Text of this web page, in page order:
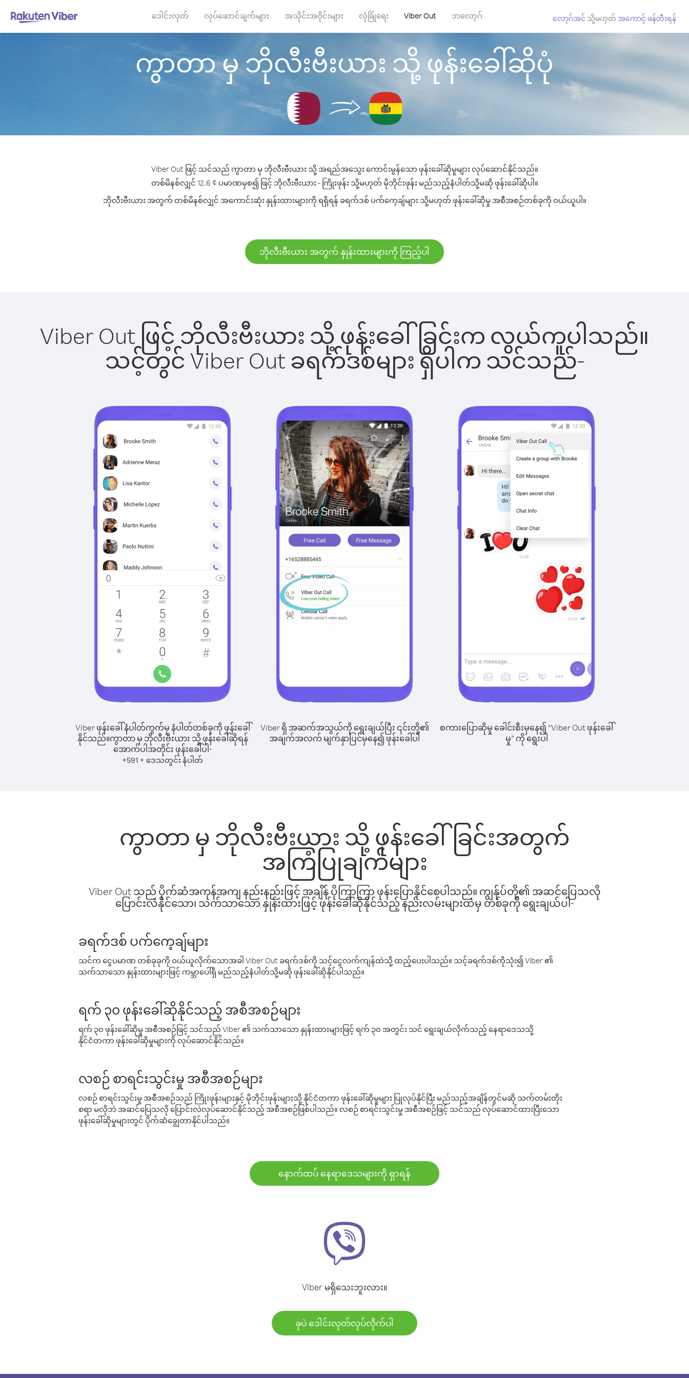
ဒေါင်းလုတ် လုပ်ဆောင်ချက်များ အသိုင်းအဝိုင်းများ လုံခြုံရေး Viber Out ဘလော့ဂ် လော့ဂ်အင် သို့မဟုတ် အကောင့် ဖန်တီးရန်
ကွာတာ မှ ဘိုလီးဗီးယား သို့ ဖုန်းခေါ်ဆိုပုံ
Viber Out ဖြင့် သင်သည် ကွာတာ မှ ဘိုလီးဗီးယား သို့ အရည်အသွေး ကောင်းမွန်သော ဖုန်းခေါ်ဆိုမှုများ လုပ်ဆောင်နိုင်သည်။
တစ်မိနစ်လျှင် 12.6 ¢ ပမာဏမှစ၍ ဖြင့် ဘိုလီးဗီးယား - ကြိုးဖုန်း သို့မဟုတ် မိုဘိုင်းဖုန်း မည်သည့်နံပါတ်သို့မဆို ဖုန်းခေါ်ဆိုပါ။
ဘိုလီးဗီးယား အတွက် တစ်မိနစ်လျှင် အကောင်းဆုံး နှုန်းထားများကို ရရှိရန် ခရက်ဒစ် ပက်ကေ့ချ်များ သို့မဟုတ် ဖုန်းခေါ်ဆိုမှု အစီအစဉ်တစ်ခုကို ဝယ်ယူပါ။
ဘိုလီးဗီးယား အတွက် နှုန်းထားများကို ကြည့်ပါ
Viber Out ဖြင့် ဘိုလီးဗီးယား သို့ ဖုန်းခေါ်ခြင်းက လွယ်ကူပါသည်။
သင့်တွင် Viber Out ခရက်ဒစ်များ ရှိပါက သင်သည်-
Viber ဖုန်းခေါ်နံပါတ်ကွက်မှ နံပါတ်တစ်ခုကို ဖုန်းခေါ်
နိုင်သည်။ကွာတာ မှ ဘိုလီးဗီးယား သို့ ဖုန်းခေါ်ဆိုရန်
အောက်ပါအတိုင်း ဖုန်းခေါ်ပါ-
+591 + ဒေသတွင်း နံပါတ်
Viber ရှိ အဆက်အသွယ်ကို ရွေးချယ်ပြီး ၎င်းတို့၏
အချက်အလက် မျက်နှာပြင်မှနေ၍ ဖုန်းခေါ်ပါ
စကားပြောဆိုမှု ခေါင်းစီးမှနေ၍ “Viber Out ဖုန်းခေါ်
မှု” ကို ရွေးပါ
ကွာတာ မှ ဘိုလီးဗီးယား သို့ ဖုန်းခေါ်ခြင်းအတွက်
အကြံပြုချက်များ
Viber Out သည် ပိုက်ဆံအကုန်အကျ နည်းနည်းဖြင့် အချိန် ပိုကြာကြာ ဖုန်းပြောနိုင်စေပါသည်။ ကျွန်ုပ်တို့၏ အဆင်ပြေသလို
ပြောင်းလဲနိုင်သော၊ သက်သာသော နှုန်းထားဖြင့် ဖုန်းခေါ်ဆိုနိုင်သည့် နည်းလမ်းများထဲမှ တစ်ခုကို ရွေးချယ်ပါ-
ခရက်ဒစ် ပက်ကေ့ချ်များ
သင်က ငွေပမာဏ တစ်ခုခုကို ဝယ်ယူလိုက်သောအခါ Viber Out ခရက်ဒစ်ကို သင့်ငွေလက်ကျန်ထဲသို့ ထည့်ပေးပါသည်။ သင့်ခရက်ဒစ်ကိုသုံး၍ Viber ၏
သက်သာသော နှုန်းထားများဖြင့် ကမ္ဘာပေါ်ရှိ မည်သည့်နံပါတ်သို့မဆို ဖုန်းခေါ်ဆိုနိုင်ပါသည်။
ရက် ၃၀ ဖုန်းခေါ်ဆိုနိုင်သည့် အစီအစဉ်များ
ရက် ၃၀ ဖုန်းခေါ်ဆိုမှု အစီအစဉ်ဖြင့် သင်သည် Viber ၏ သက်သာသော နှုန်းထားများဖြင့် ရက် ၃၀ အတွင်း သင် ရွေးချယ်လိုက်သည့် နေရာဒေသသို့
နိုင်ငံတကာ ဖုန်းခေါ်ဆိုမှုများကို လုပ်ဆောင်နိုင်သည်။
လစဉ် စာရင်းသွင်းမှု အစီအစဉ်များ
လစဉ် စာရင်းသွင်းမှု အစီအစဉ်သည် ကြိုးဖုန်းများနှင့် မိုဘိုင်းဖုန်းများသို့ နိုင်ငံတကာ ဖုန်းခေါ်ဆိုမှုများ ပြုလုပ်နိုင်ပြီး မည်သည့်အချိန်တွင်မဆို သက်တမ်းတိုး
စရာ မလိုဘဲ အဆင်ပြေသလို ပြောင်းလဲလုပ်ဆောင်နိုင်သည့် အစီအစဉ်ဖြစ်ပါသည်။ လစဉ် စာရင်းသွင်းမှု အစီအစဉ်ဖြင့် သင်သည် လုပ်ဆောင်ထားပြီးသော
ဖုန်းခေါ်ဆိုမှုများတွင် ပိုက်ဆံချွေတာနိုင်ပါသည်။
နောက်ထပ် နေရာဒေသများကို ရှာရန်
Viber မရှိသေးဘူးလား။
ခုပဲ ဒေါင်းလုတ်လုပ်လိုက်ပါ